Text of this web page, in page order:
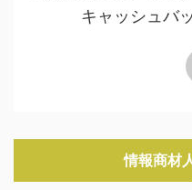
キャッシュバ
情報商材